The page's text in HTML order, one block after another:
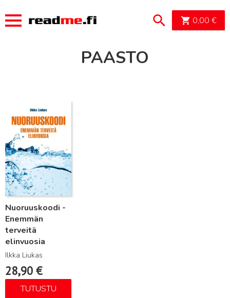
0,00 €
PAASTO
Nuoruuskoodi -
Enemmän
terveitä
elinvuosia
Ilkka Liukas
28,90 €
TUTUSTU
Lue lisää